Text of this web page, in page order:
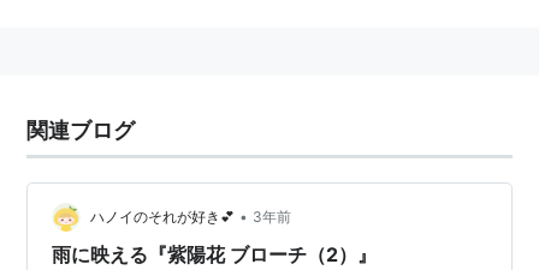
関連ブログ
ハノイのそれが好き💕 • 3年前
雨に映える『紫陽花 ブローチ（2）』